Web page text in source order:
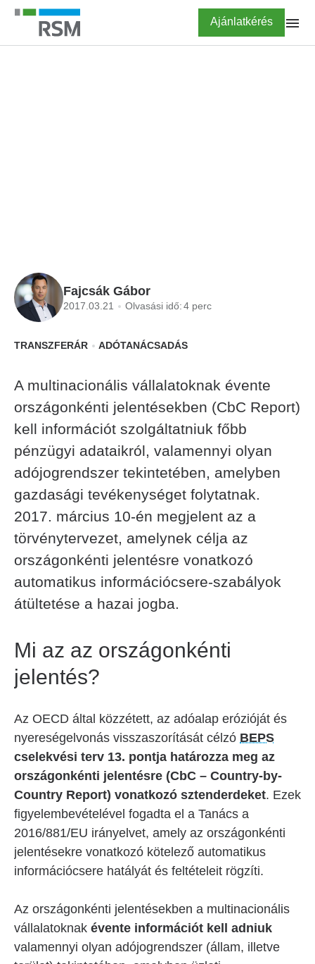
Ugrás
tartalomra
Highlighted
Ajánlatkérés
Fajcsák Gábor
2017.03.21 Olvasási idő:4 perc
TRANSZFERÁR ADÓTANÁCSADÁS
A multinacionális vállalatoknak évente
országonkénti jelentésekben (CbC Report)
kell információt szolgáltatniuk főbb
pénzügyi adataikról, valamennyi olyan
adójogrendszer tekintetében, amelyben
gazdasági tevékenységet folytatnak.
2017. március 10-én megjelent az a
törvénytervezet, amelynek célja az
országonkénti jelentésre vonatkozó
automatikus információcsere-szabályok
átültetése a hazai jogba.
Mi az az országonkénti
jelentés?
Az OECD által közzétett, az adóalap erózióját és
nyereségelvonás visszaszorítását célzó BEPS
cselekvési terv 13. pontja határozza meg az
országonkénti jelentésre (CbC – Country-by-
Country Report) vonatkozó sztenderdeket. Ezek
figyelembevételével fogadta el a Tanács a
2016/881/EU irányelvet, amely az országonkénti
jelentésekre vonatkozó kötelező automatikus
információcsere hatályát és feltételeit rögzíti.
Az országonkénti jelentésekben a multinacionális
vállalatoknak évente információt kell adniuk
valamennyi olyan adójogrendszer (állam, illetve